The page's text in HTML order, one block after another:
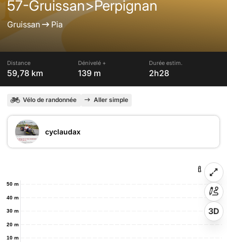
57-Gruissan>Perpignan
Gruissan Pia
Distance
59,78 km
Dénivelé +
139 m
Durée estim.
2h28
Vélo de randonnée Aller simple
cyclaudax
10 m
20 m
30 m
40 m
50 m
3D